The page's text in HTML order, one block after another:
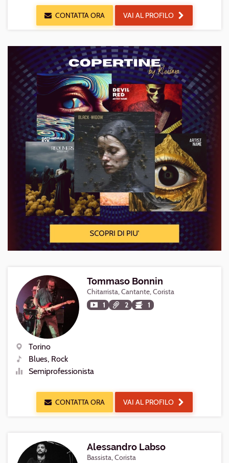
CONTATTA ORA VAI AL PROFILO
Tommaso Bonnin
Chitarrista, Cantante, Corista
1
2 1
Luogo
Torino
Generi
Blues, Rock
Semiprofessionista
CONTATTA ORA VAI AL PROFILO
Alessandro Labso
Bassista, Corista